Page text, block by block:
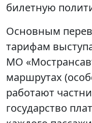
билетную
Основным
тарифам
МО
маршрутах
работают
государство